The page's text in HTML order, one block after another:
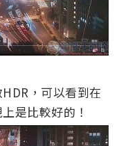
，可以看到在
是比較好的！